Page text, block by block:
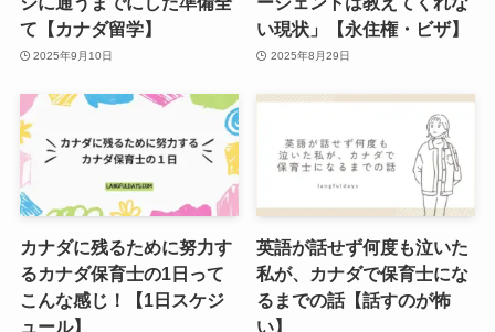
て【カナダ留学】
2025年9月10日
い現状」【永住権・ビザ】
2025年8月29日
カナダに残るために努力す
るカナダ保育士の1日って
こんな感じ！【1日スケジ
ュール】
英語が話せず何度も泣いた
私が、カナダで保育士にな
るまでの話【話すのが怖
い】